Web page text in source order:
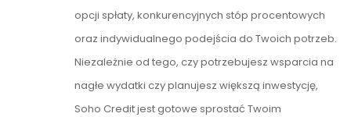
opcji spłaty, konkurencyjnych stóp procentowych
oraz indywidualnego podejścia do Twoich potrzeb.
Niezależnie od tego, czy potrzebujesz wsparcia na
nagłe wydatki czy planujesz większą inwestycję,
Soho Credit jest gotowe sprostać Twoim